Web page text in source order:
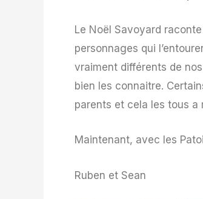
Le Noël Savoyard
personnages qui
vraiment différents de
bien les connaitre.
parents et cela les tous a
Maintenant, avec les
Ruben et Sean